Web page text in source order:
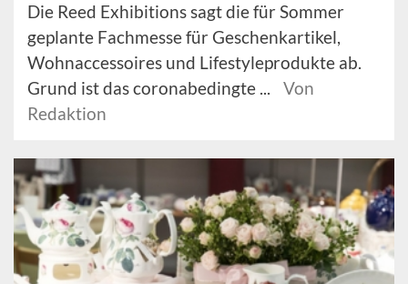
Die Reed Exhibitions sagt die für Sommer
geplante Fachmesse für Geschenkartikel,
Wohnaccessoires und Lifestyleprodukte ab.
Grund ist das coronabedingte ...
Von
Redaktion